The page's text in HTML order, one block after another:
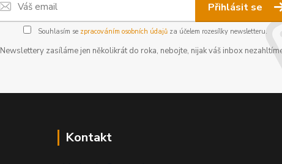
Přihlásit se
Souhlasím se zpracováním osobních údajůza účelem rozesílky newsletteru.
Newslettery zasíláme jen několikrát do roka, nebojte, nijak váš inbox
Kontakt